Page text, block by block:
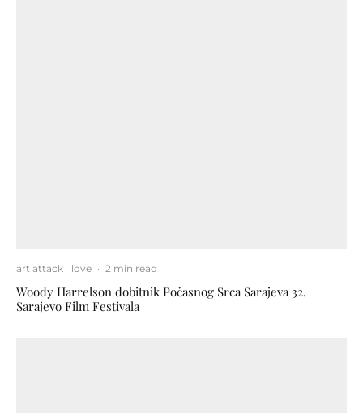
art attack love · 2 min read
Woody Harrelson dobitnik Počasnog Srca Sarajeva 32.
Sarajevo Film Festivala